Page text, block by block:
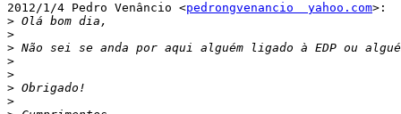
2012/1/4 Pedro Venâncio <pedrongvenancio  yahoo.com>:
>
>
>
>
>
>
>